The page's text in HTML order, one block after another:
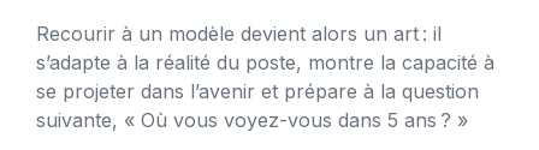
Recourir à un modèle devient alors un art : il
s’adapte à la réalité du poste, montre la capacité à
se projeter dans l’avenir et prépare à la question
suivante, « Où vous voyez-vous dans 5 ans ? »